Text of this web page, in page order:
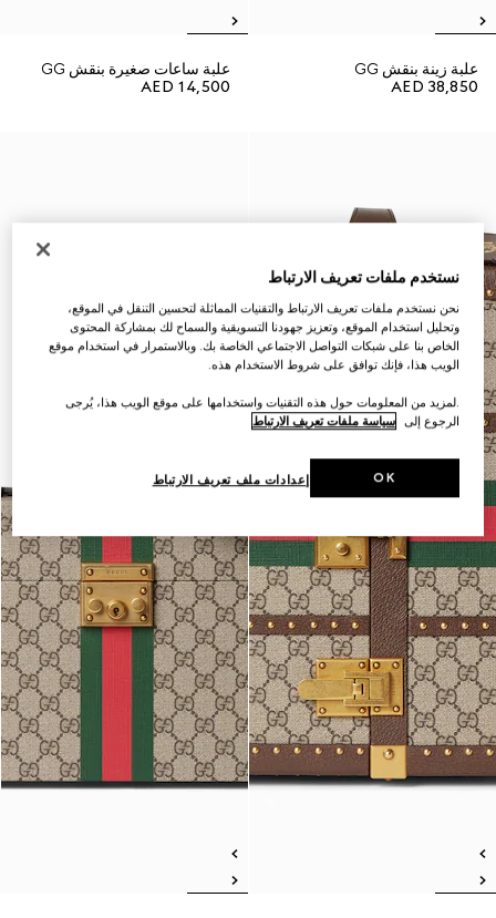
علبة زينة بنقش GG
AED 38,850
علبة ساعات صغيرة بنقش GG
AED 14,500
نستخدم ملفات تعريف الارتباط
نحن نستخدم ملفات تعريف الارتباط والتقنيات المماثلة لتحسين التنقل في الموقع،
وتحليل استخدام الموقع، وتعزيز جهودنا التسويقية والسماح لك بمشاركة المحتوى
الخاص بنا على شبكات التواصل الاجتماعي الخاصة بك. وبالاستمرار في استخدام موقع
الويب هذا، فإنك توافق على شروط الاستخدام هذه.
.لمزيد من المعلومات حول هذه التقنيات واستخدامها على موقع الويب هذا، يُرجى
الرجوع إلى سياسة ملفات تعريف الارتباط
إعدادات ملف تعريف الارتباط OK